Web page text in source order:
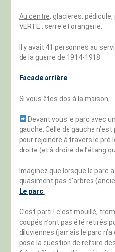
Au centre, glacières,
VERTE , serre et orangerie.
Il y avait 41 personnes au
de la guerre de 1914-1918
Facade arrière
Si vous êtes dos à la maison,
Devant vous le parc avec
gauche. Celle de gauche
pour rejoindre à travers le pré
droite (et à droite de l’étang
Imaginez que lorsque le parc
quasiment pas d’arbres
Le parc
C’est parti ! c’est mouillé,
coupés n’ont pas été retirés
diluviennes (jamais le parc
pose la question de refaire